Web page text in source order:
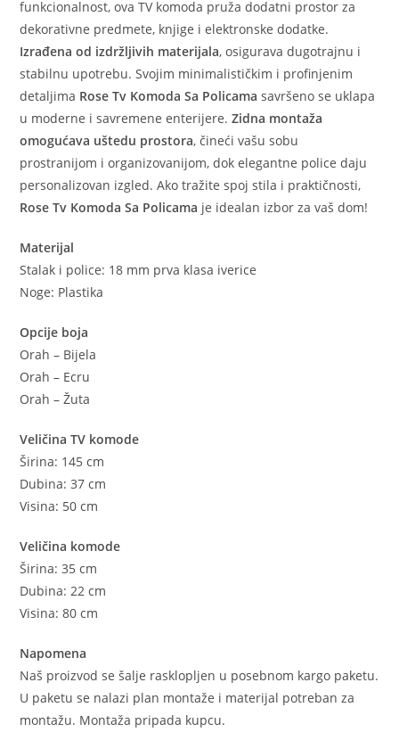
funkcionalnost, ova TV komoda pruža dodatni prostor za
dekorativne predmete, knjige i elektronske dodatke.
Izrađena od izdržljivih materijala, osigurava dugotrajnu i
stabilnu upotrebu. Svojim minimalističkim i profinjenim
detaljima Rose Tv Komoda Sa Policamasavršeno se uklapa
u moderne i savremene enterijere.Zidna montaža
omogućava uštedu prostora, čineći vašu sobu
prostranijom i organizovanijom, dok elegantne police daju
personalizovan izgled. Ako tražite spoj stila i praktičnosti,
Rose Tv Komoda Sa Policama je idealan izbor za vaš dom!
Materijal
Stalak i police: 18 mm prva klasa iverice
Noge: Plastika
Opcije boja
Orah – Bijela
Orah – Ecru
Orah – Žuta
Veličina TV komode
Širina: 145 cm
Dubina: 37 cm
Visina: 50 cm
Veličina komode
Širina: 35 cm
Dubina: 22 cm
Visina: 80 cm
Napomena
Naš proizvod se šalje rasklopljen u posebnom kargo paketu.
U paketu se nalazi plan montaže i materijal potreban za
montažu. Montaža pripada kupcu.